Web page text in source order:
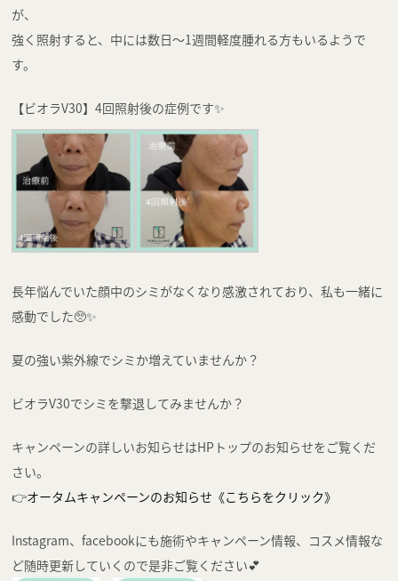
が、
強く照射すると、中には数日～1週間軽度腫れる方もいるようで
す。
【ビオラV30】4回照射後の症例です✨
長年悩んでいた顔中のシミがなくなり感激されており、私も一緒に
感動でした🥺✨
夏の強い紫外線でシミか増えていませんか？
ビオラV30でシミを撃退してみませんか？
キャンペーンの詳しいお知らせはHPトップのお知らせをご覧くだ
さい。
👉オータムキャンペーンのお知らせ《こちらをクリック》
Instagram、facebookにも施術やキャンペーン情報、コスメ情報な
ど随時更新していくので是非ご覧ください💕